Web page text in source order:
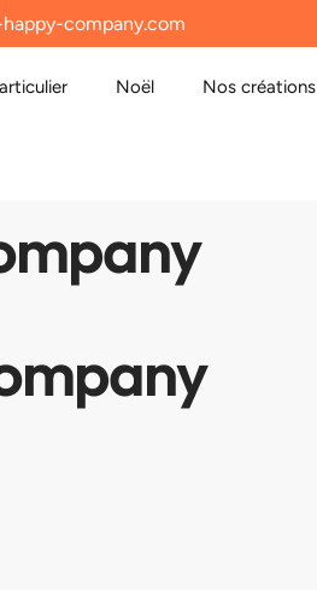
company.com
Noël Nos créations